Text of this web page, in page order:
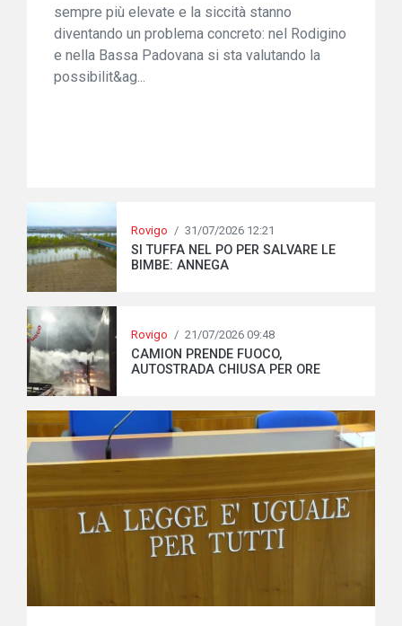
sempre più elevate e la siccità stanno
diventando un problema concreto: nel Rodigino
e nella Bassa Padovana si sta valutando la
possibilit&ag...
Rovigo / 31/07/2026 12:21
SI TUFFA NEL PO PER SALVARE LE
BIMBE: ANNEGA
Rovigo / 21/07/2026 09:48
CAMION PRENDE FUOCO,
AUTOSTRADA CHIUSA PER ORE